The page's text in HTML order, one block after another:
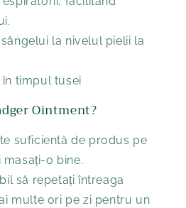
la nivelul pielii la
timpul tusei
Ointment?
suficientă de produs pe
o bine.
să repetați întreaga
multe ori pe zi pentru un